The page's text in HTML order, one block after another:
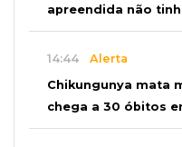
apreendida não
14:44 Alerta
Chikungunya mata
chega a 30 óbitos